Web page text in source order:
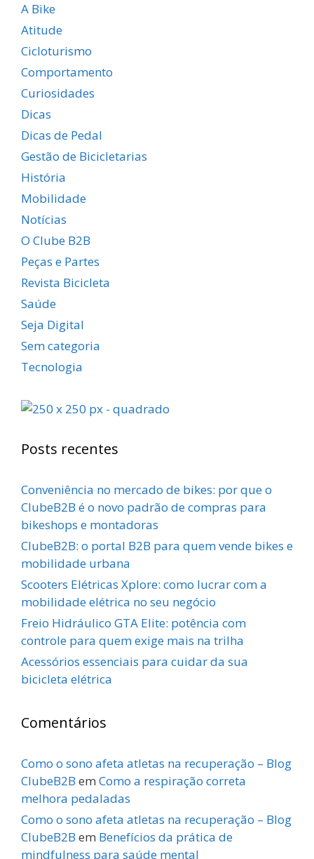
A Bike
Atitude
Cicloturismo
Comportamento
Curiosidades
Dicas
Dicas de Pedal
Gestão de Bicicletarias
História
Mobilidade
Notícias
O Clube B2B
Peças e Partes
Revista Bicicleta
Saúde
Seja Digital
Sem categoria
Tecnologia
Posts recentes
Conveniência no mercado de bikes: por que o
ClubeB2B é o novo padrão de compras para
bikeshops e montadoras
ClubeB2B: o portal B2B para quem vende bikes e
mobilidade urbana
Scooters Elétricas Xplore: como lucrar com a
mobilidade elétrica no seu negócio
Freio Hidráulico GTA Elite: potência com
controle para quem exige mais na trilha
Acessórios essenciais para cuidar da sua
bicicleta elétrica
Comentários
Como o sono afeta atletas na recuperação – Blog
ClubeB2B em Como a respiração correta
melhora pedaladas
Como o sono afeta atletas na recuperação – Blog
ClubeB2B em Benefícios da prática de
mindfulness para saúde mental